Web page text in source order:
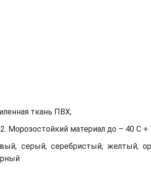
ткань ПВХ;
Морозостойкий материал до – 40 С +
серый, серебристый, желтый,